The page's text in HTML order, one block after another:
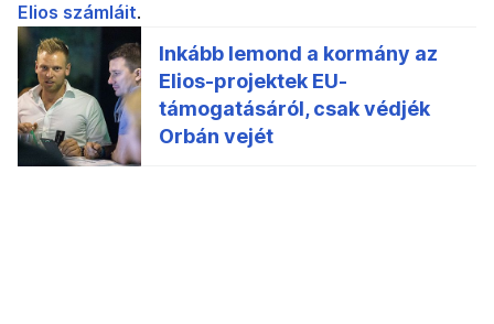
Elios számláit.